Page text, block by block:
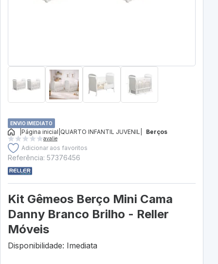
ENVIO IMEDIATO
Página inicial QUARTO INFANTIL JUVENIL Berços
avalie
Adicionar aos favoritos
Referência: 57376456
Kit Gêmeos Berço Mini Cama
Danny Branco Brilho - Reller
Móveis
Disponibilidade: Imediata